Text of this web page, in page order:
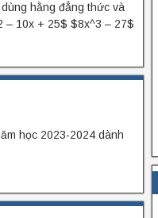
hằng đẳng thức và
– 10x + 25$ $8x^3 – 27$
học 2023-2024 dành